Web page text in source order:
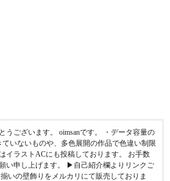
うございます。 oimsanです。 ・データ容量の
いないものや、多色展開の作品で色違い制限
イラストACにも投稿しております。 お手数
い申し上げます。 ▶︎自己紹介欄よりリンクご
いの壁飾りをメルカリにて販売しておりま